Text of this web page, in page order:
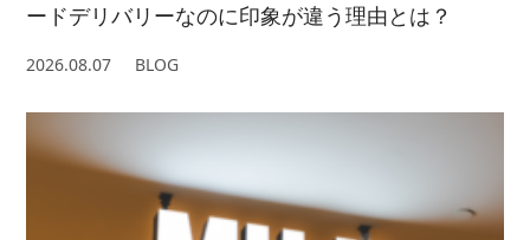
ードデリバリーなのに印象が違う理由とは？
2026.08.07 BLOG